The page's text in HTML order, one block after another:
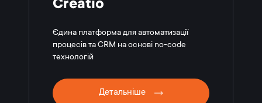
Creatio
Єдина платформа для автоматизації
процесів та CRM на основі no-code
технологій
Детальніше